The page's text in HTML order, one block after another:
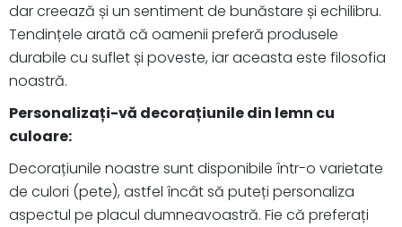
dar creează și un sentiment de bunăstare și echilibru.
Tendințele arată că oamenii preferă produsele
durabile cu suflet și poveste, iar aceasta este filosofia
noastră.
Personalizați-vă decorațiunile din lemn cu
culoare:
Decorațiunile noastre sunt disponibile într-o varietate
de culori (pete), astfel încât să puteți personaliza
aspectul pe placul dumneavoastră. Fie că preferați